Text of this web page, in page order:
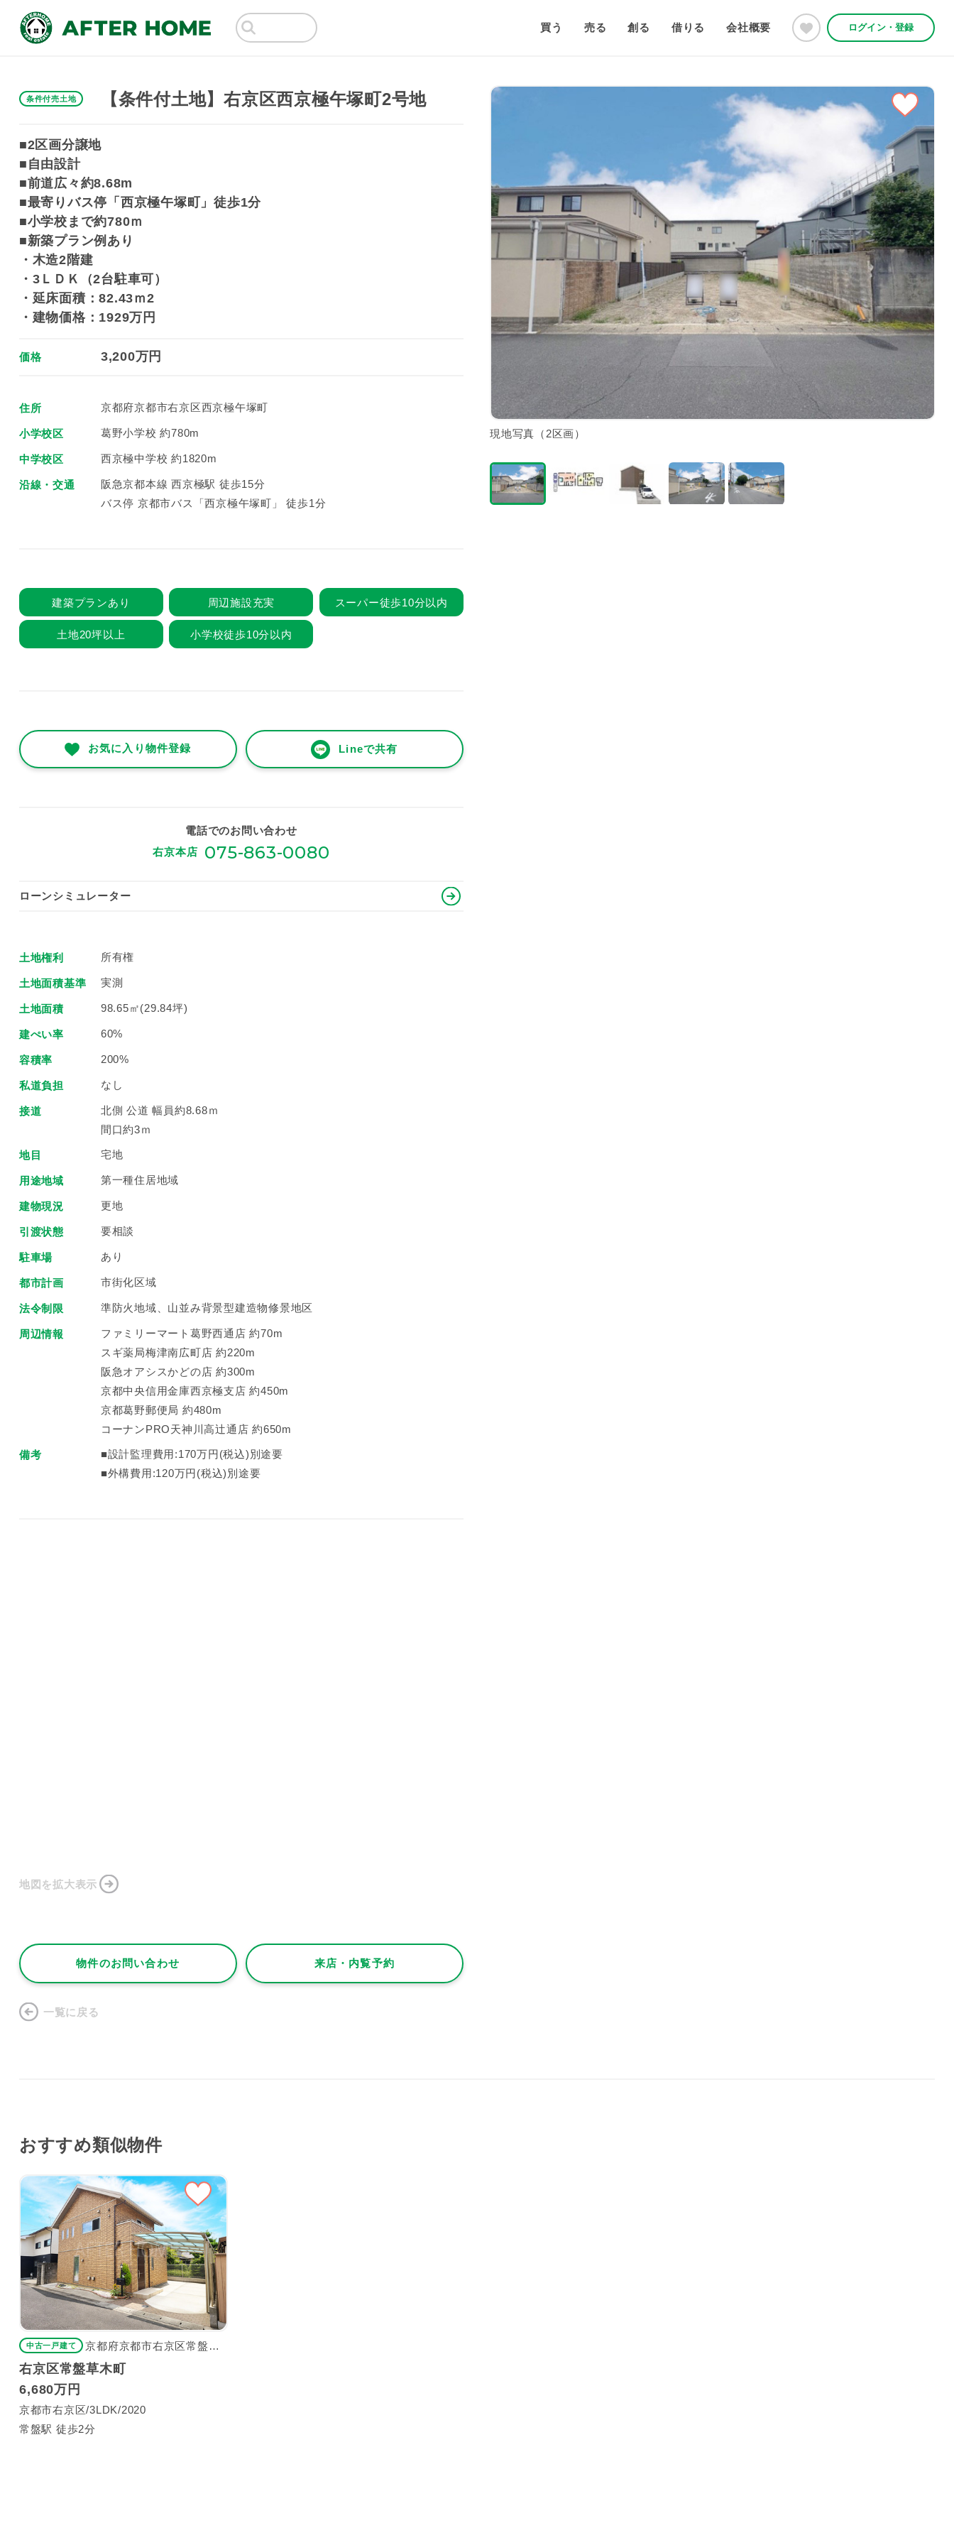
買う 売る 創る 借りる 会社概要 ログイン・登録
条件付売土地 【条件付土地】右京区西京極午塚町2号地
■2区画分譲地
■自由設計
■前道広々約8.68m
■最寄りバス停「西京極午塚町」徒歩1分
■小学校まで約780ｍ
■新築プラン例あり
・木造2階建
・3ＬＤＫ（2台駐車可）
・延床面積：82.43ｍ2
・建物価格：1929万円
現地写真（2区画）
価格 3,200万円
住所 京都府京都市右京区西京極午塚町
小学校区 葛野小学校 約780m
中学校区 西京極中学校 約1820m
沿線・交通
阪急京都本線 西京極駅 徒歩15分
バス停 京都市バス「西京極午塚町」 徒歩1分
建築プランあり 周辺施設充実 スーパー徒歩10分以内
土地20坪以上 小学校徒歩10分以内
お気に入り物件登録 Lineで共有
電話でのお問い合わせ
右京本店
075-863-0080
ローンシミュレーター
土地権利 所有権
土地面積基準 実測
土地面積 98.65㎡(29.84坪)
建ぺい率 60%
容積率 200%
私道負担 なし
接道
北側 公道 幅員約8.68ｍ
間口約3ｍ
地目 宅地
用途地域 第一種住居地域
建物現況 更地
引渡状態 要相談
駐車場 あり
都市計画 市街化区域
法令制限 準防火地域、山並み背景型建造物修景地区
周辺情報
ファミリーマート葛野西通店 約70m
スギ薬局梅津南広町店 約220m
阪急オアシスかどの店 約300m
京都中央信用金庫西京極支店 約450m
京都葛野郵便局 約480m
コーナンPRO天神川高辻通店 約650m
備考
■設計監理費用:170万円(税込)別途要
■外構費用:120万円(税込)別途要
地図を拡大表示
物件のお問い合わせ 来店・内覧予約
一覧に戻る
おすすめ類似物件
中古一戸建て 京都府京都市右京区常盤草木町
右京区常盤草木町
6,680万円
京都市右京区 3LDK 2020
常盤駅 徒歩2分